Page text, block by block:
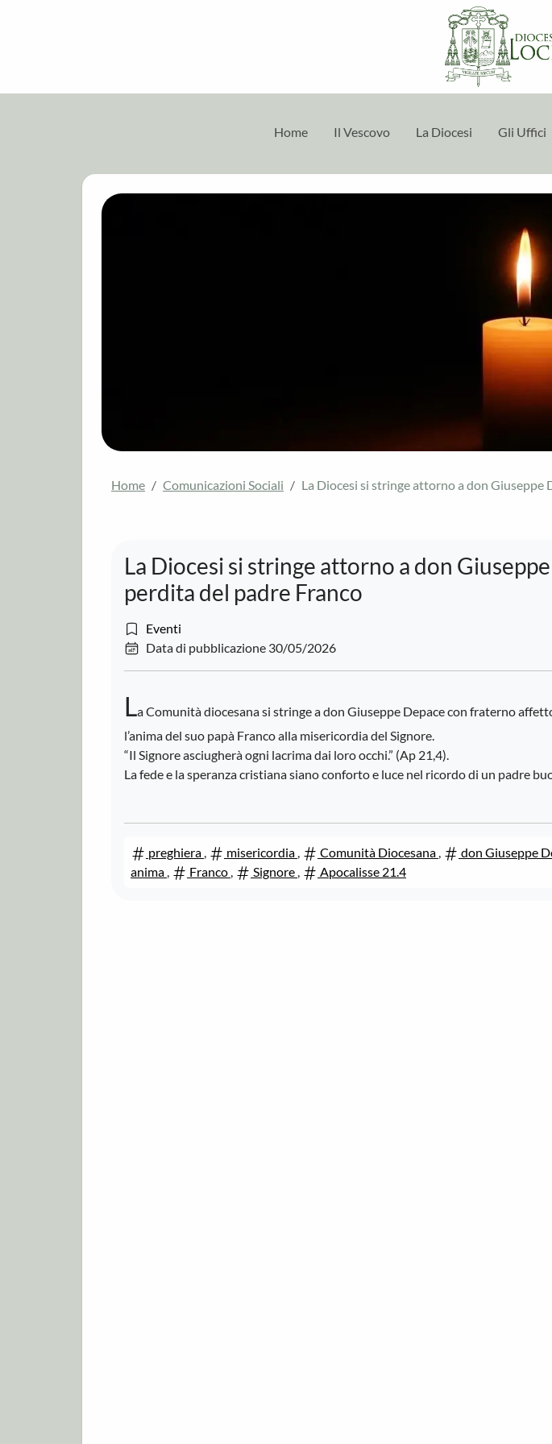
Home Il Vescovo La Diocesi Gli Uffici
Home Comunicazioni Sociali La Diocesi si stringe attorno a don Giuseppe
La Diocesi si stringe attorno a don
perdita del padre Franco
Eventi
Data di pubblicazione 30/05/2026
La Comunità diocesana si stringe a don Giuseppe Depace con fraterno
l’anima del suo papà Franco alla misericordia del Signore.
“Il Signore asciugherà ogni lacrima dai loro occhi.” (Ap 21,4).
La fede e la speranza cristiana siano conforto e luce nel ricordo di un padre
preghiera , misericordia , Comunità Diocesana , don Giuseppe
anima , Franco , Signore , Apocalisse 21.4